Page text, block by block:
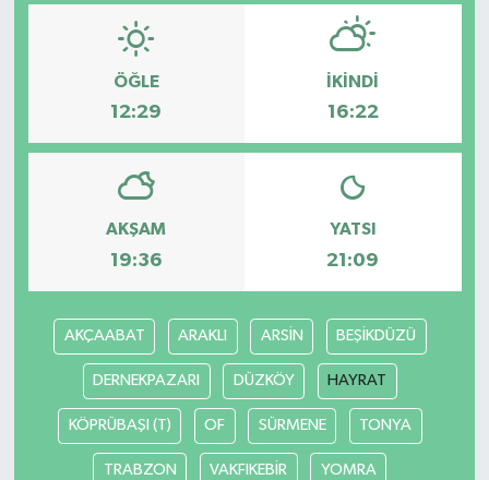
ÖĞLE
12:29
İKINDI
16:22
AKŞAM
19:36
YATSI
21:09
AKÇAABAT ARAKLI ARSİN BEŞİKDÜZÜ
DERNEKPAZARI DÜZKÖY HAYRAT
KÖPRÜBAŞI (T) OF SÜRMENE TONYA
TRABZON VAKFIKEBİR YOMRA